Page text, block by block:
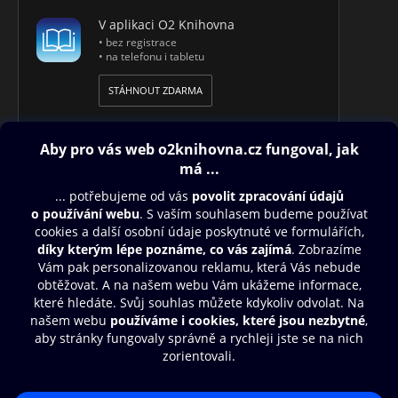
V aplikaci O2 Knihovna
• bez registrace
• na telefonu i tabletu
STÁHNOUT ZDARMA
Obsah ke stažení
Moje O2 Knihovna
Další zábava
© O2 Czech Republic a.s.